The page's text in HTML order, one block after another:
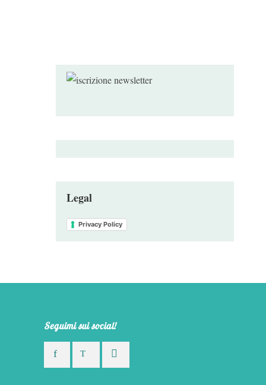
Legal
Privacy Policy
Seguimi sui social!